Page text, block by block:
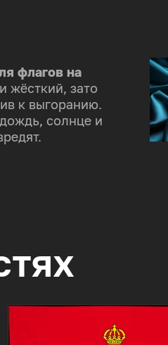
флагов на
жёсткий, зато
к выгоранию.
солнце и